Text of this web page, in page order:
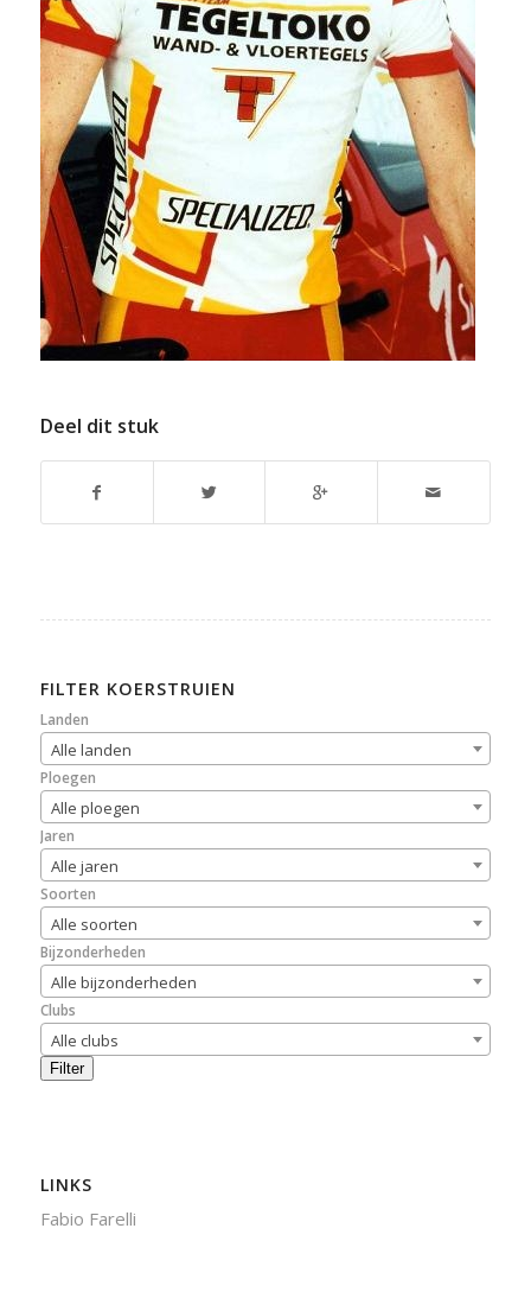
Deel dit stuk
FILTER KOERSTRUIEN
Landen
Alle landen
Ploegen
Alle ploegen
Jaren
Alle jaren
Soorten
Alle soorten
Bijzonderheden
Alle bijzonderheden
Clubs
Alle clubs
Filter
LINKS
Fabio Farelli